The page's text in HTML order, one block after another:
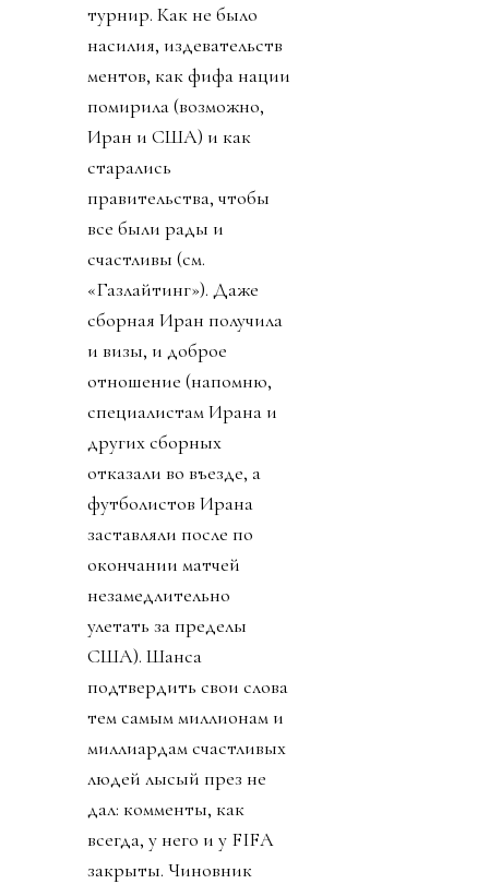
турнир. Как не было
насилия, издевательств
ментов, как фифа нации
помирила (возможно,
Иран и США) и как
старались
правительства, чтобы
все были рады и
счастливы (см.
«Газлайтинг»). Даже
сборная Иран получила
и визы, и доброе
отношение (напомню,
специалистам Ирана и
других сборных
отказали во въезде, а
футболистов Ирана
заставляли после по
окончании матчей
незамедлительно
улетать за пределы
США). Шанса
подтвердить свои слова
тем самым миллионам и
миллиардам счастливых
людей лысый през не
дал: комменты, как
всегда, у него и у FIFA
закрыты. Чиновник